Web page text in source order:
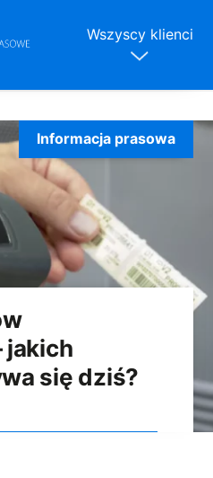
Wszyscy klienci
jakich
się dziś?
Informacja prasowa